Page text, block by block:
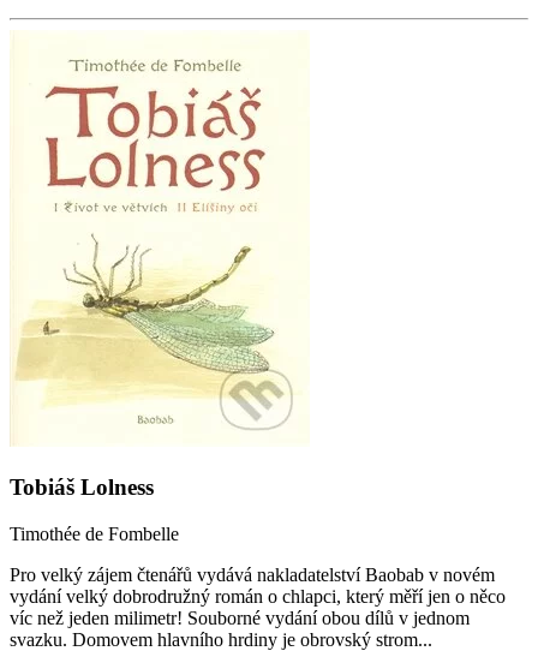
Tobiáš Lolness
Timothée de Fombelle
Pro velký zájem čtenářů vydává nakladatelství Baobab v novém
vydání velký dobrodružný román o chlapci, který měří jen o něco
víc než jeden milimetr! Souborné vydání obou dílů v jednom
svazku. Domovem hlavního hrdiny je obrovský strom...